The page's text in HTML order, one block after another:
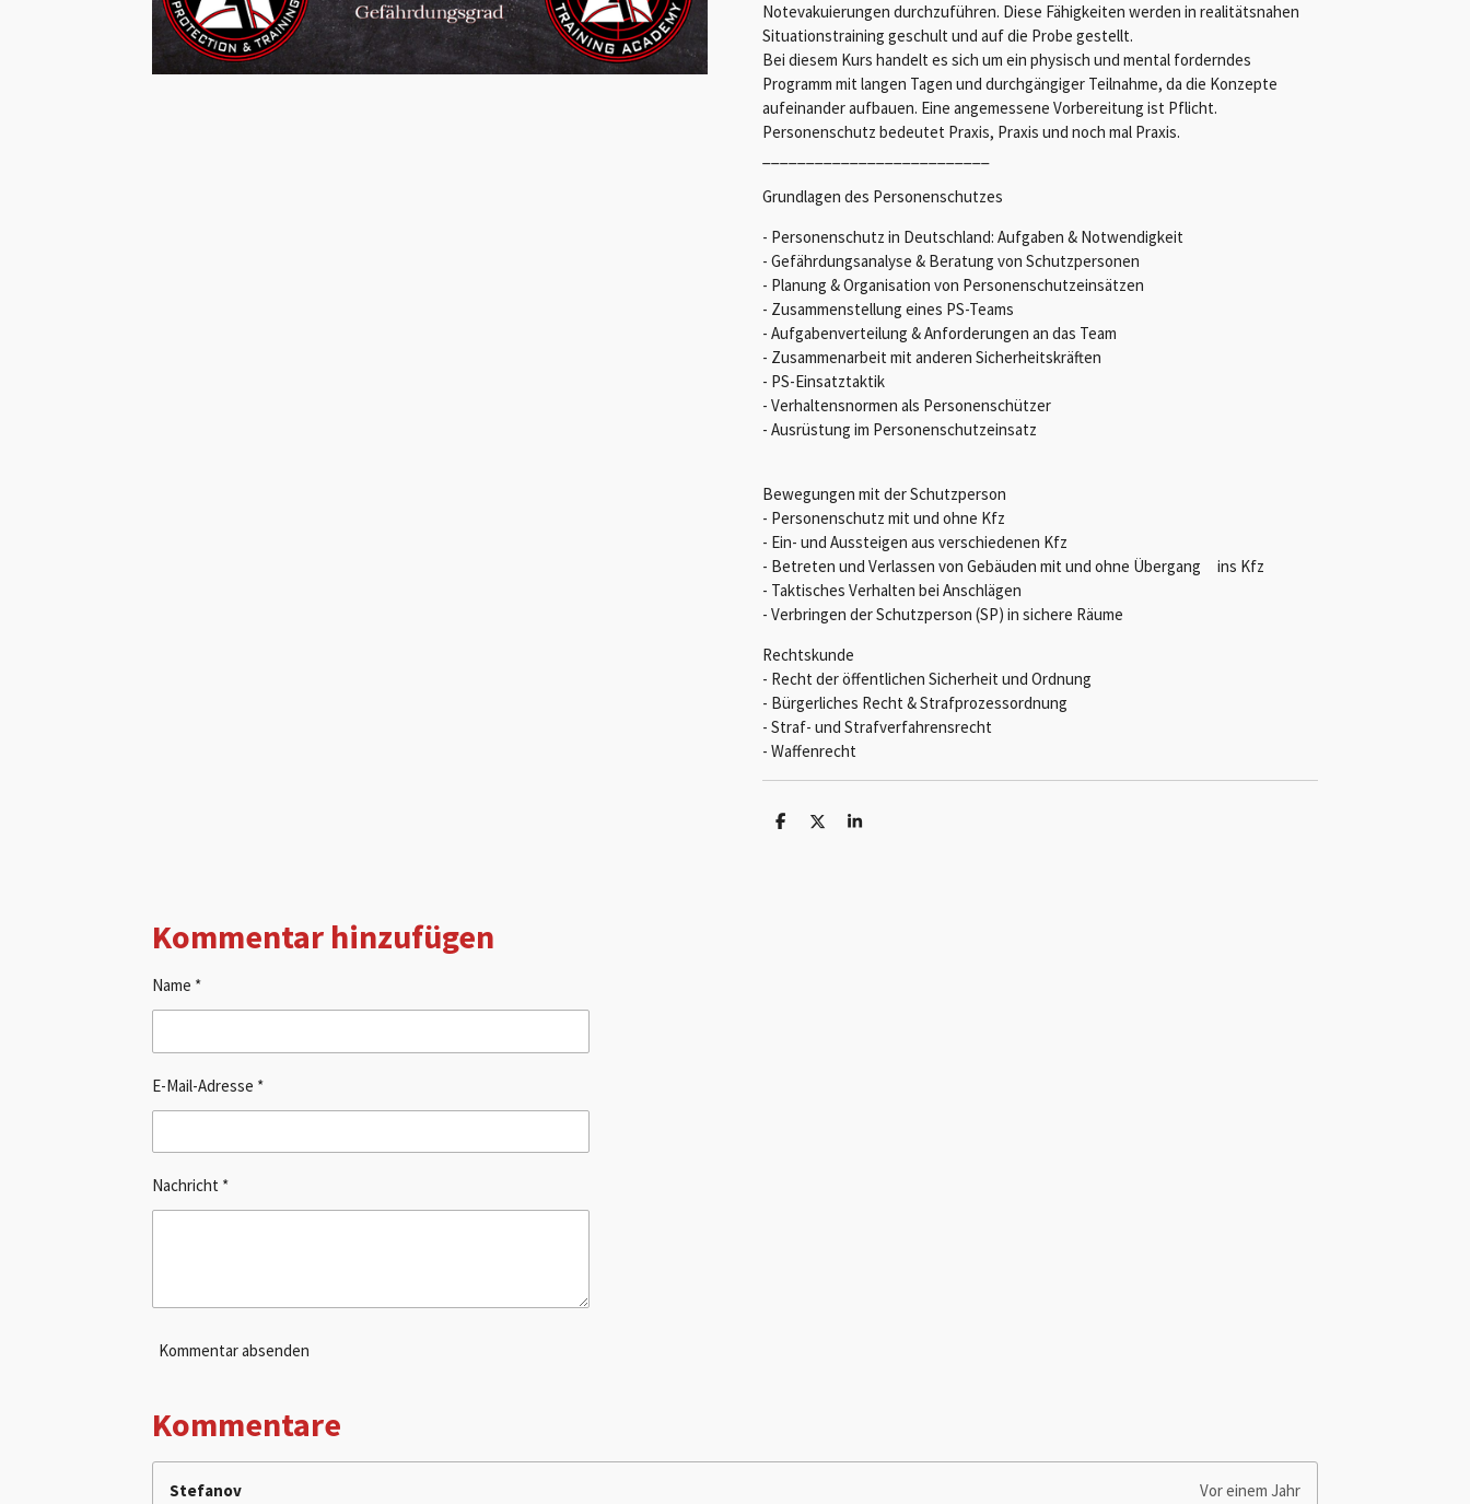
Notevakuierungen durchzuführen. Diese Fähigkeiten werden in realitätsnahen
Situationstraining geschult und auf die Probe gestellt.
Bei diesem Kurs handelt es sich um ein physisch und mental forderndes
Programm mit langen Tagen und durchgängiger Teilnahme, da die Konzepte
aufeinander aufbauen. Eine angemessene Vorbereitung ist Pflicht.
Personenschutz bedeutet Praxis, Praxis und noch mal Praxis.
Grundlagen des Personenschutzes
- Personenschutz in Deutschland: Aufgaben & Notwendigkeit
- Gefährdungsanalyse & Beratung von Schutzpersonen
- Planung & Organisation von Personenschutzeinsätzen
- Zusammenstellung eines PS-Teams
- Aufgabenverteilung & Anforderungen an das Team
- Zusammenarbeit mit anderen Sicherheitskräften
- PS-Einsatztaktik
- Verhaltensnormen als Personenschützer
- Ausrüstung im Personenschutzeinsatz
Bewegungen mit der Schutzperson
- Personenschutz mit und ohne Kfz
- Ein- und Aussteigen aus verschiedenen Kfz
- Betreten und Verlassen von Gebäuden mit und ohne Übergang ins Kfz
- Taktisches Verhalten bei Anschlägen
- Verbringen der Schutzperson (SP) in sichere Räume
Rechtskunde
- Recht der öffentlichen Sicherheit und Ordnung
- Bürgerliches Recht & Strafprozessordnung
- Straf- und Strafverfahrensrecht
- Waffenrecht
T
T
T
Kommentar hinzufügen
Name *
E-Mail-Adresse *
Nachricht *
Kommentar absenden
Kommentare
Stefanov Vor einem Jahr